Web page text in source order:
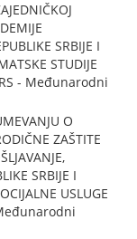
SRBIJE I
STUDIJE
- Međunarodni
O
ZAŠTITE
SRBIJE I
USLUGE